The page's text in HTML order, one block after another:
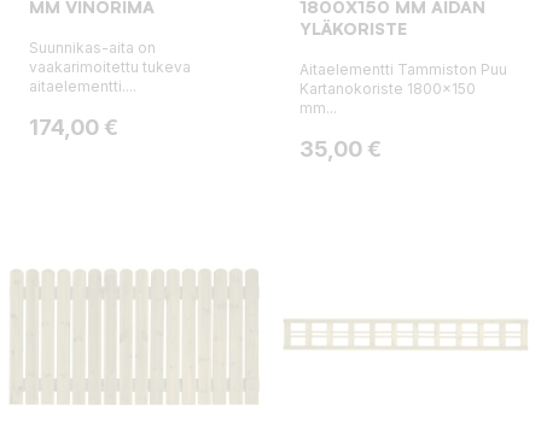
MM VINORIMA
Suunnikas-aita on
vaakarimoitettu tukeva
aitaelementti....
Hinta
174,00 €
1800X150 MM AIDAN
YLÄKORISTE
Aitaelementti Tammiston Puu
Kartanokoriste 1800x150
mm...
Hinta
35,00 €